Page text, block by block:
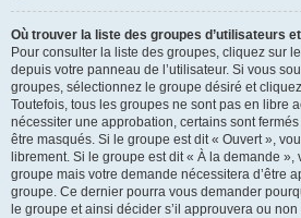
Où trouver la liste des groupes d’utilisateurs
Pour consulter la liste des groupes, cliquez sur
depuis votre panneau de l’utilisateur. Si vous
groupes, sélectionnez le groupe désiré et
Toutefois, tous les groupes ne sont pas en libre
nécessiter une approbation, certains sont fermés
être masqués. Si le groupe est dit « Ouvert »,
librement. Si le groupe est dit « À la demande
groupe mais votre demande nécessitera d’être
groupe. Ce dernier pourra vous demander
le groupe et ainsi décider s’il approuvera ou